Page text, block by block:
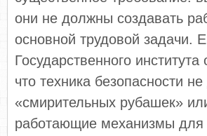
они не должны создавать
основной трудовой задачи.
Государственного
что техника безопасности
«смирительных рубашек»
работающие механизмы для